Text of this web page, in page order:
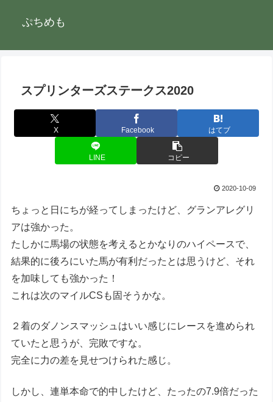
ぷちめも
スプリンターズステークス2020
X Facebook はてブ
LINE コピー
2020-10-09
ちょっと日にちが経ってしまったけど、グランアレグリ
アは強かった。
たしかに馬場の状態を考えるとかなりのハイペースで、
結果的に後ろにいた馬が有利だったとは思うけど、それ
を加味しても強かった！
これは次のマイルCSも固そうかな。
２着のダノンスマッシュはいい感じにレースを進められ
ていたと思うが、完敗ですな。
完全に力の差を見せつけられた感じ。
しかし、連単本命で的中したけど、たったの7.9倍だった